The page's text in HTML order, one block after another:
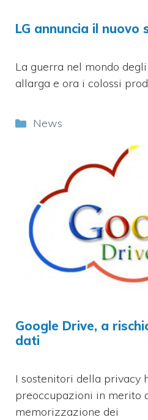
LG annuncia il nuovo
La guerra nel mondo
allarga e ora i colossi
Categorie
News
Google Drive, a
dati
I sostenitori della privacy
preoccupazioni in merito
memorizzazione dei